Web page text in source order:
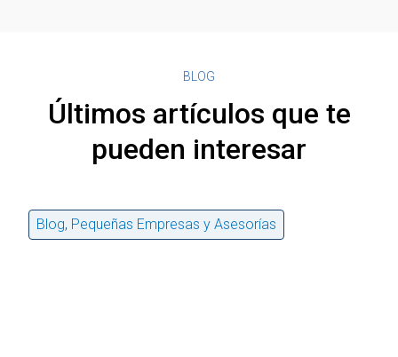
BLOG
Últimos artículos que te
pueden interesar
Blog, Pequeñas Empresas y Asesorías